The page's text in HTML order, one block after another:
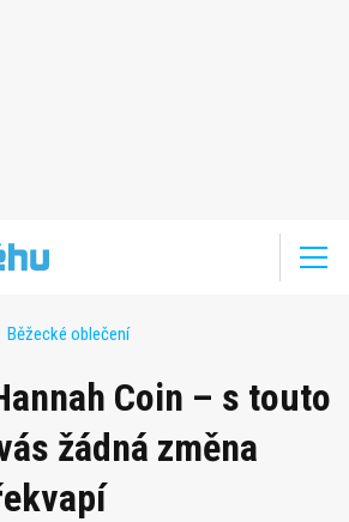
Běžecké oblečení
Coin – s touto
žádná změna